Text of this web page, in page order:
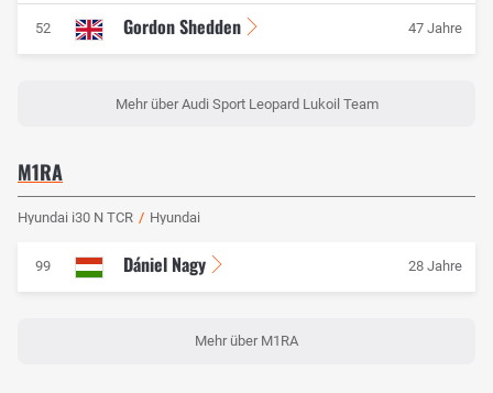
52 Gordon Shedden 47 Jahre
Mehr über Audi Sport Leopard Lukoil Team
M1RA
Hyundai i30 N TCR / Hyundai
99 Dániel Nagy 28 Jahre
Mehr über M1RA